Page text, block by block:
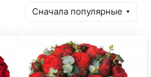
Сначала популярные